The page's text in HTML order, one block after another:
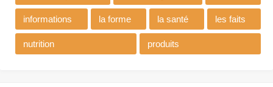
informations la forme la santé les faits
nutrition produits